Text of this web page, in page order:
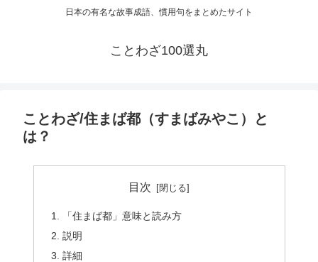
日本の有名な故事成語、慣用句をまとめたサイト
ことわざ100選丸
ことわざ/住まば都（すまばみやこ）と
は？
目次
「住まば都」意味と読み方
説明
詳細